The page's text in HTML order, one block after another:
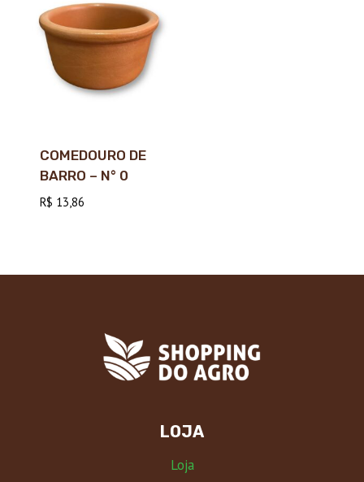
COMEDOURO DE
BARRO – N° 0
R$ 13,86
LOJA
Loja